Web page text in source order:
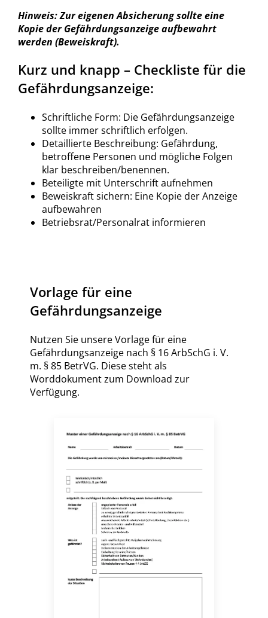
Hinweis: Zur eigenen Absicherung sollte eine
Kopie der Gefährdungsanzeige aufbewahrt
werden (Beweiskraft).
Kurz und knapp – Checkliste für die
Gefährdungsanzeige:
Schriftliche Form: Die Gefährdungsanzeige
sollte immer schriftlich erfolgen.
Detaillierte Beschreibung: Gefährdung,
betroffene Personen und mögliche Folgen
klar beschreiben/benennen.
Beteiligte mit Unterschrift aufnehmen
Beweiskraft sichern: Eine Kopie der Anzeige
aufbewahren
Betriebsrat/Personalrat informieren
Vorlage für eine
Gefährdungsanzeige
Nutzen Sie unsere Vorlage für eine
Gefährdungsanzeige nach § 16 ArbSchG i. V.
m. § 85 BetrVG. Diese steht als
Worddokument zum Download zur
Verfügung.